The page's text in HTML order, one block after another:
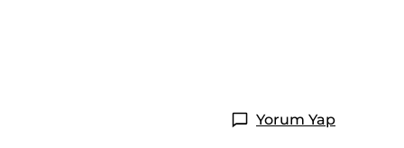
Yorum Yap